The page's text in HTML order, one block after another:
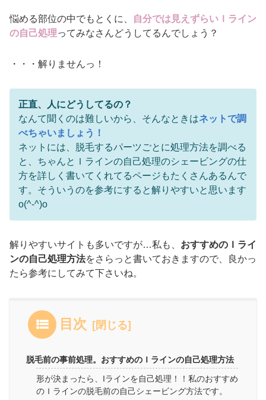
悩める部位の中でもとくに、
自分では見えずらいＩライン
の自己処理ってみなさんどうしてるんでしょう？
・・・解りませんっ！
正直、人にどうしてるの？
なんて聞くのは難しいから、そんなときはネットで調
べちゃいましょう！
ネットには、脱毛するパーツごとに処理方法を調べる
と、ちゃんとＩラインの自己処理のシェービングの仕
方を詳しく書いてくれてるページもたくさんあるんで
す。そういうのを参考にすると解りやすいと思います
o(^-^)o
解りやすいサイトも多いですが…私も、 おすすめのＩライ
ンの自己処理方法をさらっと書いておきますので、良かっ
たら参考にしてみて下さいね。
目次
脱毛前の事前処理。おすすめのＩラインの自己処理方法
形が決まったら、Iラインを自己処理！！私のおすすめ
のＩラインの脱毛前の自己シェービング方法です。